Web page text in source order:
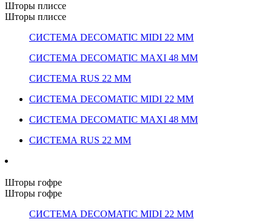
Шторы плиссе
Шторы плиссе
СИСТЕМА DECOMATIC MIDI 22 ММ
СИСТЕМА DECOMATIC MAXI 48 ММ
СИСТЕМА RUS 22 ММ
СИСТЕМА DECOMATIC MIDI 22 ММ
СИСТЕМА DECOMATIC MAXI 48 ММ
СИСТЕМА RUS 22 ММ
Шторы гофре
Шторы гофре
СИСТЕМА DECOMATIC MIDI 22 ММ